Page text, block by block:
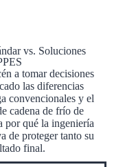
vs. Soluciones
a tomar decisiones
las diferencias
convencionales y el
cadena de frío de
por qué la ingeniería
de proteger tanto su
final.